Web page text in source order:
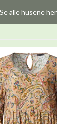
Se alle husene her